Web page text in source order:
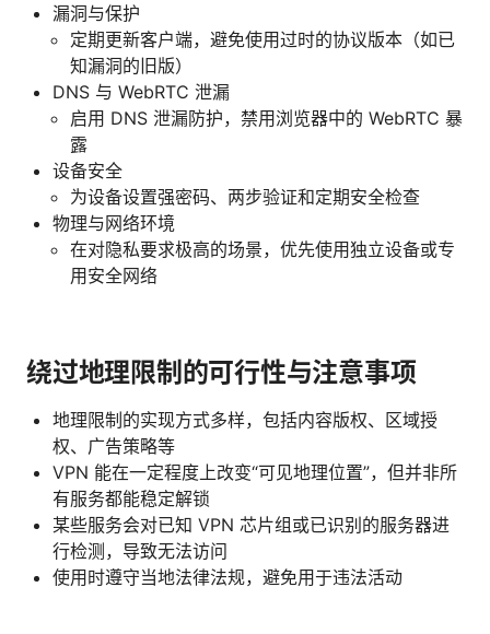
漏洞与保护
定期更新客户端，避免使用过时的协议版本（如已
知漏洞的旧版）
DNS 与 WebRTC 泄漏
启用 DNS 泄漏防护，禁用浏览器中的 WebRTC 暴
露
设备安全
为设备设置强密码、两步验证和定期安全检查
物理与网络环境
在对隐私要求极高的场景，优先使用独立设备或专
用安全网络
绕过地理限制的可行性与注意事项
地理限制的实现方式多样，包括内容版权、区域授
权、广告策略等
VPN 能在一定程度上改变“可见地理位置”，但并非所
有服务都能稳定解锁
某些服务会对已知 VPN 芯片组或已识别的服务器进
行检测，导致无法访问
使用时遵守当地法律法规，避免用于违法活动